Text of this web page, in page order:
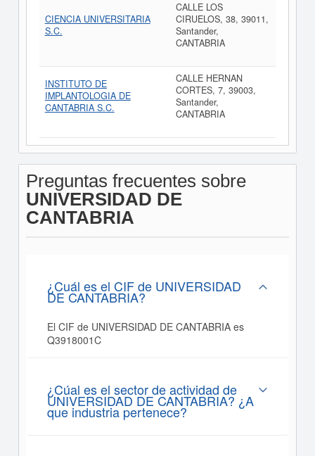
CIENCIA UNIVERSITARIA
S.C.
CALLE LOS
CIRUELOS, 38, 39011,
Santander,
CANTABRIA
INSTITUTO DE
IMPLANTOLOGIA DE
CANTABRIA S.C.
CALLE HERNAN
CORTES, 7, 39003,
Santander,
CANTABRIA
Preguntas frecuentes sobre
UNIVERSIDAD DE
CANTABRIA
¿Cuál es el CIF de UNIVERSIDAD
DE CANTABRIA?
El CIF de UNIVERSIDAD DE CANTABRIA es
Q3918001C
¿Cúal es el sector de actividad de
UNIVERSIDAD DE CANTABRIA? ¿A
que industria pertenece?